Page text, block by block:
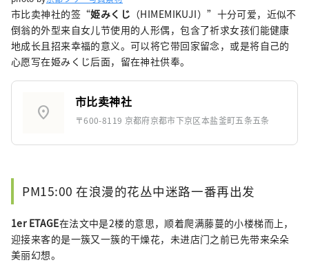
市比卖神社的签“姫みくじ （HIMEMIKUJI）”十分可爱，近似不
倒翁的外型来自女儿节使用的人形偶，包含了祈求女孩们能健康
地成长且招来幸福的意义。可以将它带回家留念，或是将自己的
心愿写在姫みくじ后面，留在神社供奉。
location_on
市比卖神社
〒600-8119 京都府京都市下京区本盐釜町五条五条
PM15:00 在浪漫的花丛中迷路一番再出发
1er ETAGE在法文中是2楼的意思，顺着爬满藤蔓的小楼梯而上，
迎接来客的是一簇又一簇的干燥花，未进店门之前已先带来朵朵
美丽幻想。